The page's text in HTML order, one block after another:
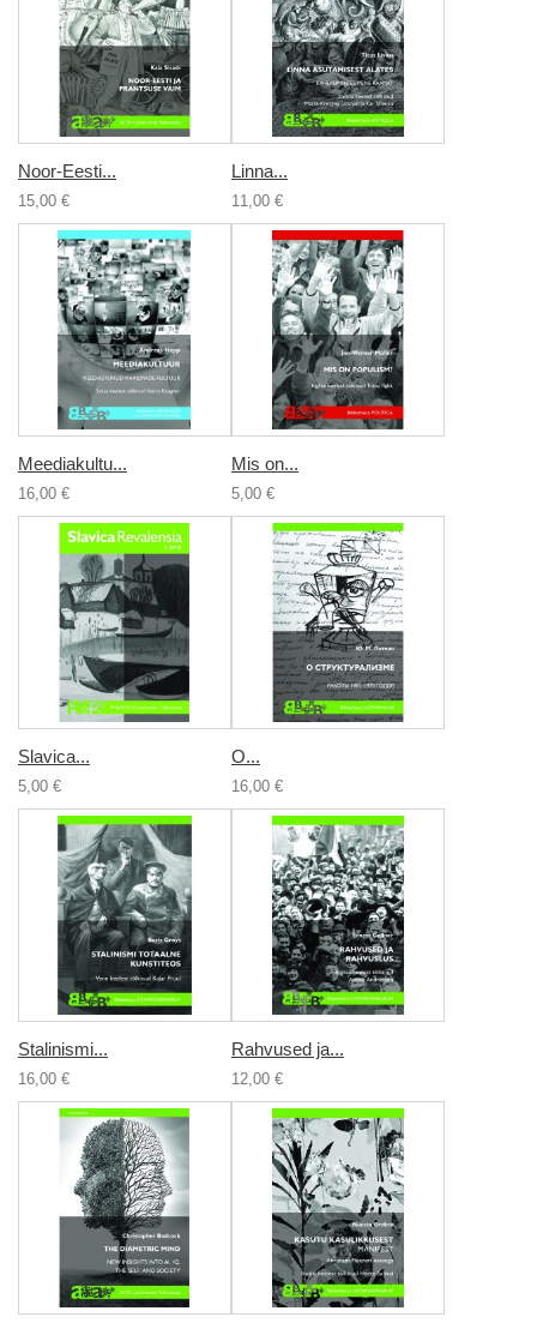
Noor-Eesti...
15,00 €
Linna...
11,00 €
Meediakultu...
16,00 €
Mis on...
5,00 €
Slavica...
5,00 €
О...
16,00 €
Stalinismi...
16,00 €
Rahvused ja...
12,00 €